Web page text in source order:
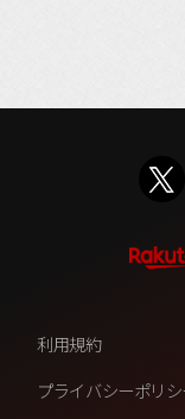
利用規約
プライバシーポリ